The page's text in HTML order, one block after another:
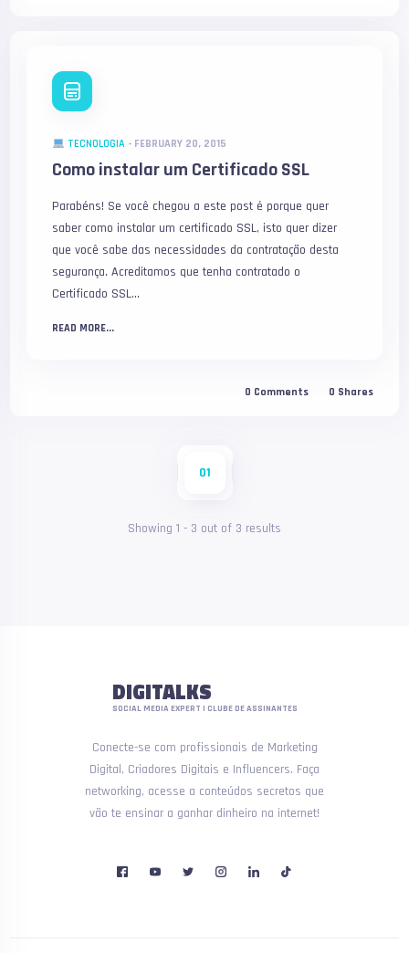
TECNOLOGIA- FEBRUARY 20, 2015
Como instalar um Certificado SSL
Parabéns! Se você chegou a este post é porque quer
saber como instalar um certificado SSL, isto quer dizer
que você sabe das necessidades da contratação desta
segurança. Acreditamos que tenha contratado o
Certificado SSL...
READ MORE...
0 Comments 0 Shares
01
Showing 1 - 3 out of 3 results
DIGITALKS
SOCIAL MEDIA EXPERT | CLUBE DE ASSINANTES
Conecte-se com profissionais de Marketing
Digital, Criadores Digitais e Influencers. Faça
networking, acesse a conteúdos secretos que
vão te ensinar a ganhar dinheiro na internet!